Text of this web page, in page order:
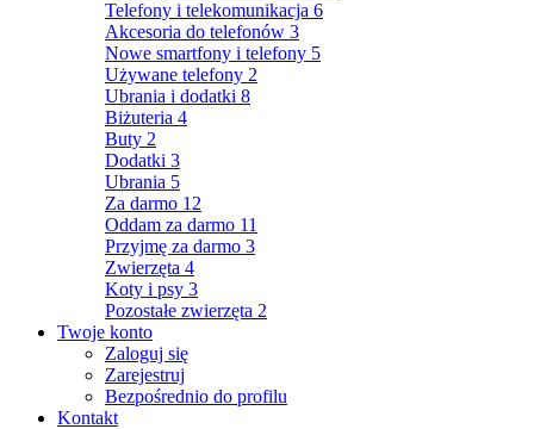
Telefony i telekomunikacja 6
Akcesoria do telefonów 3
Nowe smartfony i telefony 5
Używane telefony 2
Ubrania i dodatki 8
Biżuteria 4
Buty 2
Dodatki 3
Ubrania 5
Za darmo 12
Oddam za darmo 11
Przyjmę za darmo 3
Zwierzęta 4
Koty i psy 3
Pozostałe zwierzęta 2
Twoje konto
Zaloguj się
Zarejestruj
Bezpośrednio do profilu
Kontakt